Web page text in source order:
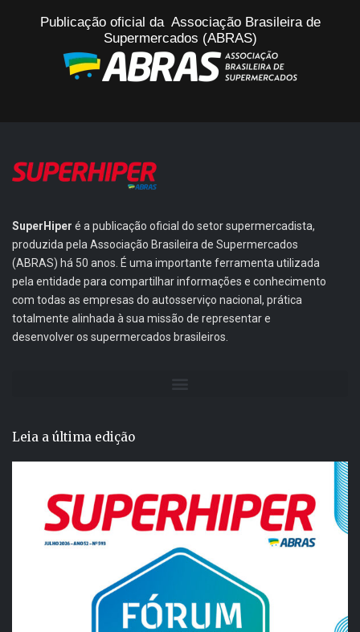
Publicação oficial da Associação Brasileira de
Supermercados (ABRAS)
SuperHiper é a publicação oficial do setor supermercadista,
produzida pela Associação Brasileira de Supermercados
(ABRAS) há 50 anos. É uma importante ferramenta utilizada
pela entidade para compartilhar informações e conhecimento
com todas as empresas do autosserviço nacional, prática
totalmente alinhada à sua missão de representar e
desenvolver os supermercados brasileiros.
Leia a última edição